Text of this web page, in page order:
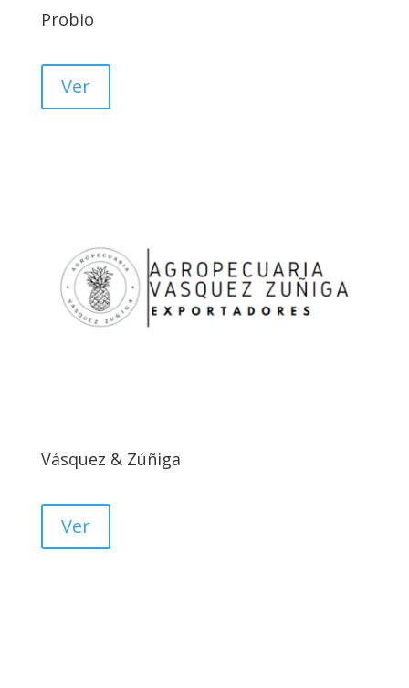
Probio
Ver
Vásquez & Zúñiga
Ver